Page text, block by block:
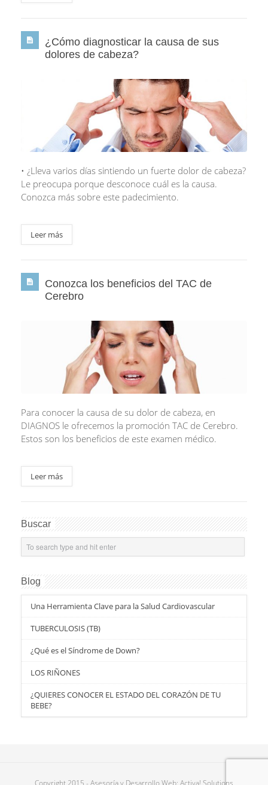
¿Cómo diagnosticar la causa de sus
dolores de cabeza?
• ¿Lleva varios días sintiendo un fuerte dolor de cabeza?
Le preocupa porque desconoce cuál es la causa.
Conozca más sobre este padecimiento.
Leer más
Conozca los beneficios del TAC de
Cerebro
Para conocer la causa de su dolor de cabeza, en
DIAGNOS le ofrecemos la promoción TAC de Cerebro.
Estos son los beneficios de este examen médico.
Leer más
Buscar
Blog
Una Herramienta Clave para la Salud Cardiovascular
TUBERCULOSIS (TB)
¿Qué es el Síndrome de Down?
LOS RIÑONES
¿QUIERES CONOCER EL ESTADO DEL CORAZÓN DE TU
BEBE?
Copyright 2015 - Asesoría y Desarrollo Web: Activa! Solutions